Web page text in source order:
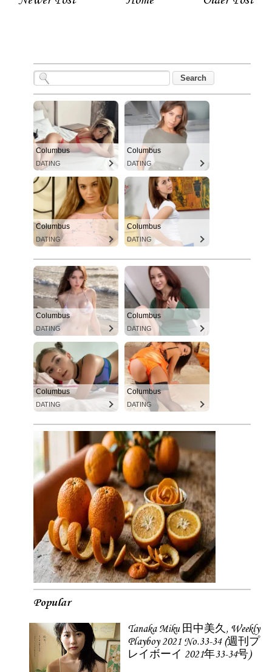
Columbus
DATING
Columbus
DATING
Columbus
DATING
Columbus
DATING
Columbus
DATING
Columbus
DATING
Columbus
DATING
Columbus
DATING
Popular
Tanaka Miku 田中美久, Weekly
Playboy 2021 No.33-34 (週刊プ
レイボーイ 2021年33-34号)